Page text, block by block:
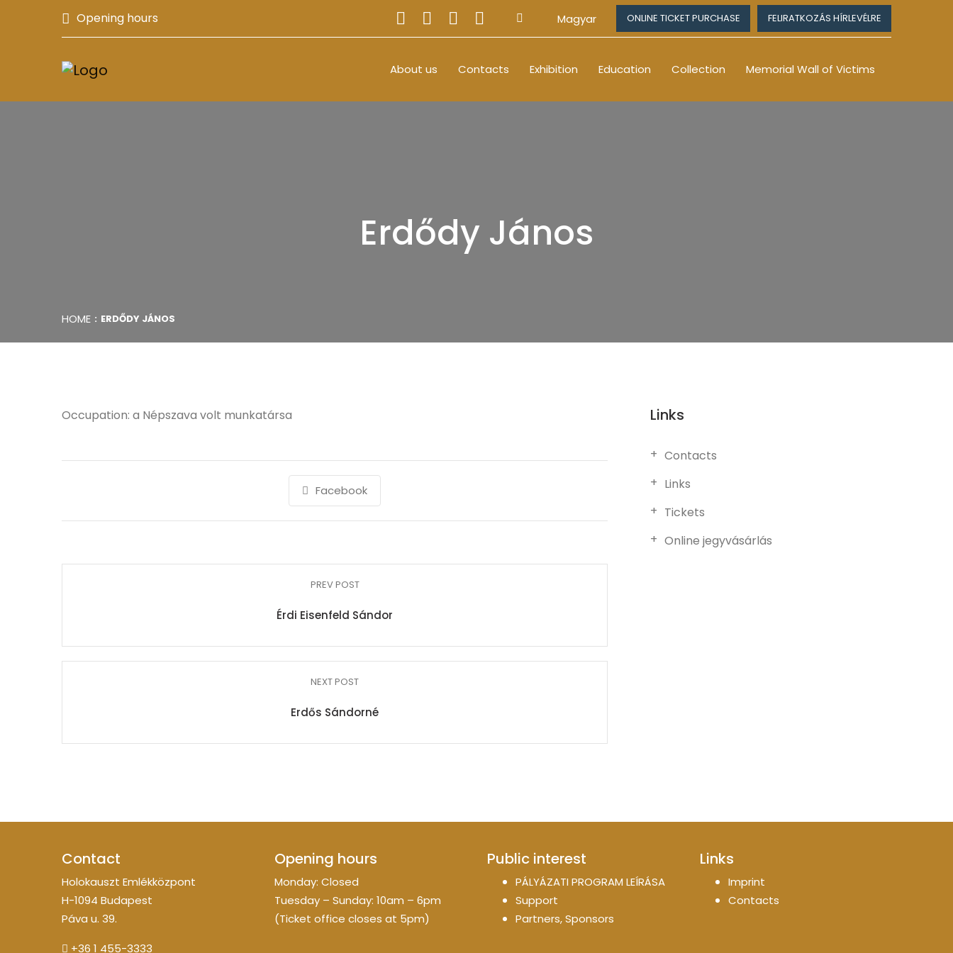
Opening hours Magyar ONLINE TICKET PURCHASE FELIRATKOZÁS HÍRLEVÉLRE
About us Contacts Exhibition Education Collection Memorial Wall of Victims
Erdődy János
HOME ERDŐDY JÁNOS
Occupation: a Népszava volt munkatársa
Facebook
PREV POST
Érdi Eisenfeld Sándor
NEXT POST
Erdős Sándorné
Links
Contacts
Links
Tickets
Online jegyvásárlás
Contact
Holokauszt Emlékközpont
H-1094 Budapest
Páva u. 39.
+36 1 455-3333
Opening hours
Monday: Closed
Tuesday – Sunday: 10am – 6pm
(Ticket office closes at 5pm)
Public interest
PÁLYÁZATI PROGRAM LEÍRÁSA
Support
Partners, Sponsors
Links
Imprint
Contacts